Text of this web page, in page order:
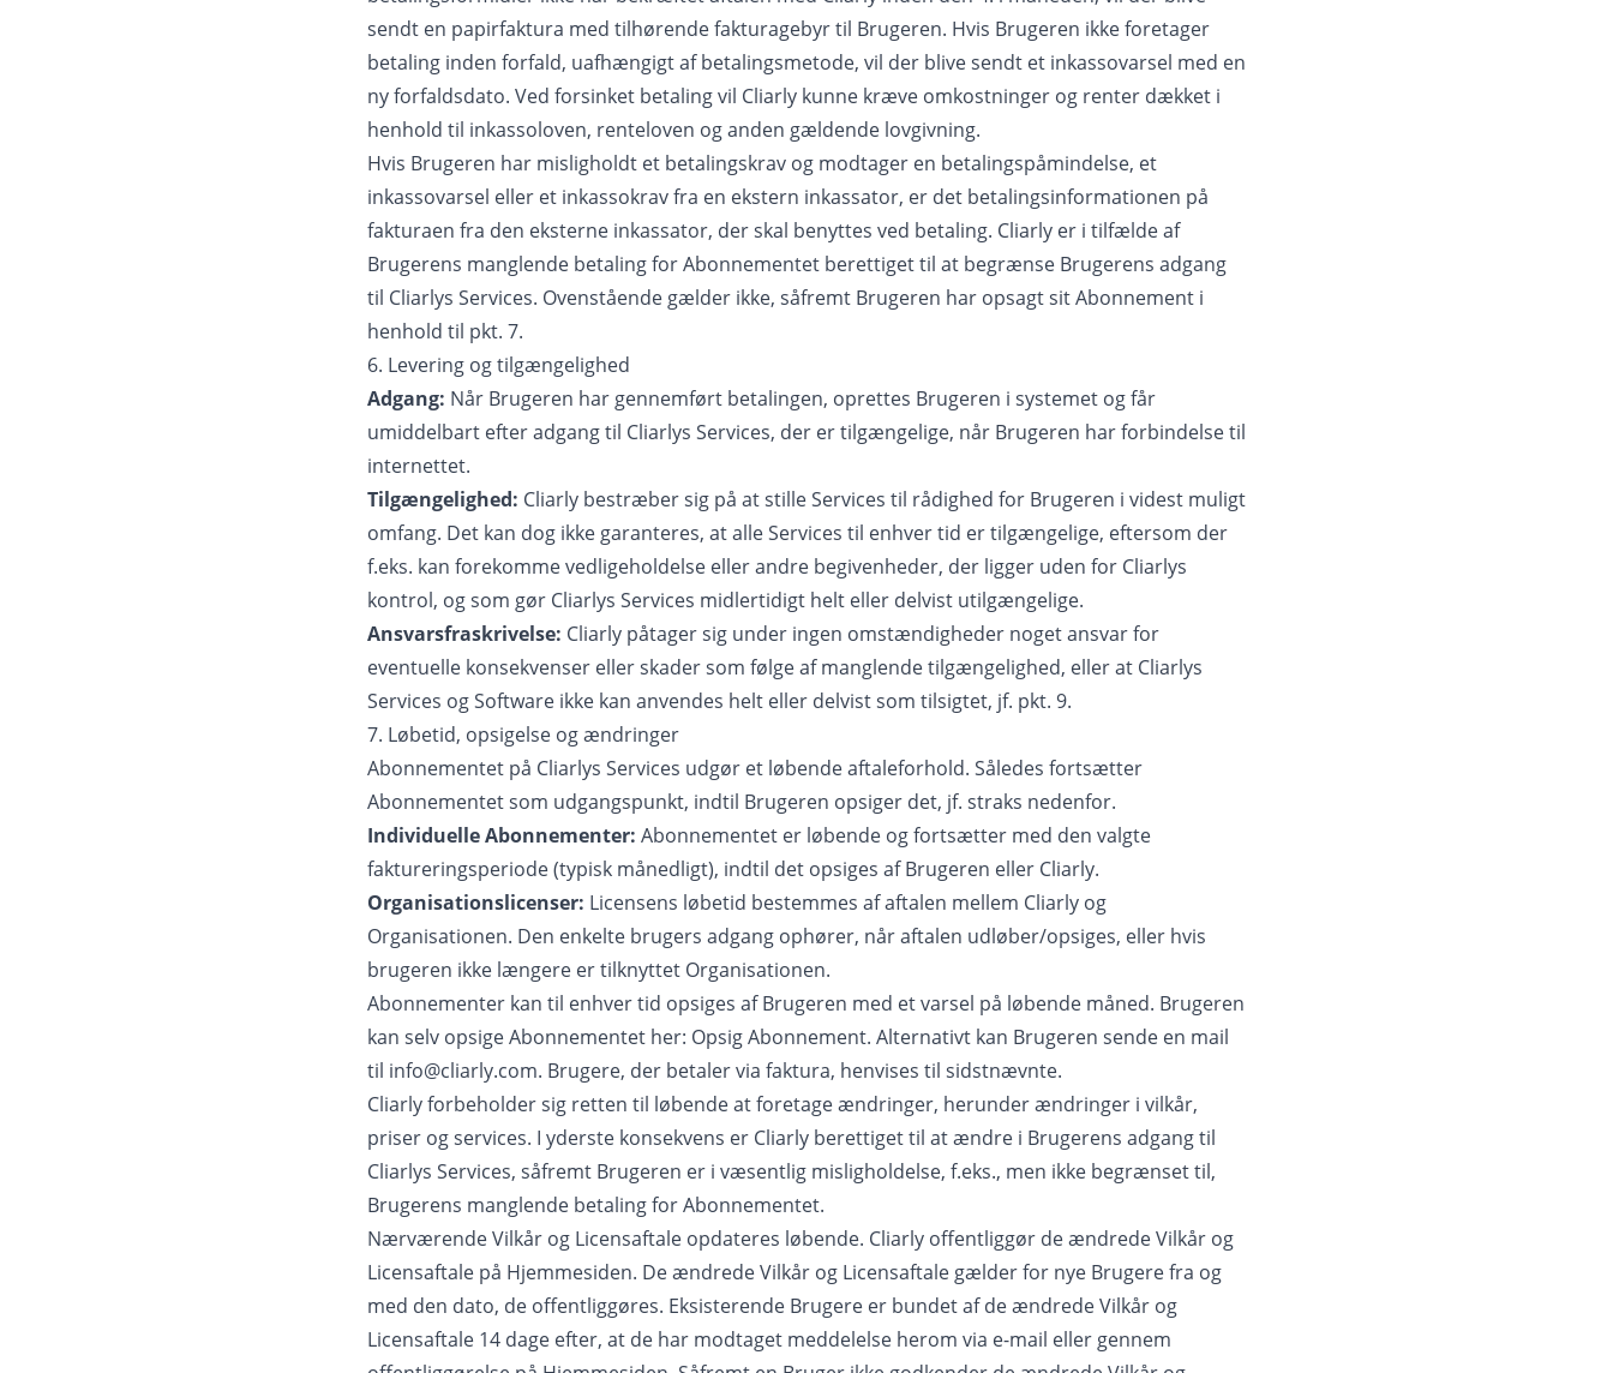
sendt en papirfaktura med tilhørende fakturagebyr til Brugeren. Hvis Brugeren ikke foretager
betaling inden forfald, uafhængigt af betalingsmetode, vil der blive sendt et inkassovarsel med en
ny forfaldsdato. Ved forsinket betaling vil Cliarly kunne kræve omkostninger og renter dækket i
henhold til inkassoloven, renteloven og anden gældende lovgivning.
Hvis Brugeren har misligholdt et betalingskrav og modtager en betalingspåmindelse, et
inkassovarsel eller et inkassokrav fra en ekstern inkassator, er det betalingsinformationen på
fakturaen fra den eksterne inkassator, der skal benyttes ved betaling. Cliarly er i tilfælde af
Brugerens manglende betaling for Abonnementet berettiget til at begrænse Brugerens adgang
til Cliarlys Services. Ovenstående gælder ikke, såfremt Brugeren har opsagt sit Abonnement i
henhold til pkt. 7.
6. Levering og tilgængelighed
Adgang: Når Brugeren har gennemført betalingen, oprettes Brugeren i systemet og får
umiddelbart efter adgang til Cliarlys Services, der er tilgængelige, når Brugeren har forbindelse til
internettet.
Tilgængelighed: Cliarly bestræber sig på at stille Services til rådighed for Brugeren i videst muligt
omfang. Det kan dog ikke garanteres, at alle Services til enhver tid er tilgængelige, eftersom der
f.eks. kan forekomme vedligeholdelse eller andre begivenheder, der ligger uden for Cliarlys
kontrol, og som gør Cliarlys Services midlertidigt helt eller delvist utilgængelige.
Ansvarsfraskrivelse: Cliarly påtager sig under ingen omstændigheder noget ansvar for
eventuelle konsekvenser eller skader som følge af manglende tilgængelighed, eller at Cliarlys
Services og Software ikke kan anvendes helt eller delvist som tilsigtet, jf. pkt. 9.
7. Løbetid, opsigelse og ændringer
Abonnementet på Cliarlys Services udgør et løbende aftaleforhold. Således fortsætter
Abonnementet som udgangspunkt, indtil Brugeren opsiger det, jf. straks nedenfor.
Individuelle Abonnementer: Abonnementet er løbende og fortsætter med den valgte
faktureringsperiode (typisk månedligt), indtil det opsiges af Brugeren eller Cliarly.
Organisationslicenser: Licensens løbetid bestemmes af aftalen mellem Cliarly og
Organisationen. Den enkelte brugers adgang ophører, når aftalen udløber/opsiges, eller hvis
brugeren ikke længere er tilknyttet Organisationen.
Abonnementer kan til enhver tid opsiges af Brugeren med et varsel på løbende måned. Brugeren
kan selv opsige Abonnementet her: Opsig Abonnement. Alternativt kan Brugeren sende en mail
til info@cliarly.com. Brugere, der betaler via faktura, henvises til sidstnævnte.
Cliarly forbeholder sig retten til løbende at foretage ændringer, herunder ændringer i vilkår,
priser og services. I yderste konsekvens er Cliarly berettiget til at ændre i Brugerens adgang til
Cliarlys Services, såfremt Brugeren er i væsentlig misligholdelse, f.eks., men ikke begrænset til,
Brugerens manglende betaling for Abonnementet.
Nærværende Vilkår og Licensaftale opdateres løbende. Cliarly offentliggør de ændrede Vilkår og
Licensaftale på Hjemmesiden. De ændrede Vilkår og Licensaftale gælder for nye Brugere fra og
med den dato, de offentliggøres. Eksisterende Brugere er bundet af de ændrede Vilkår og
Licensaftale 14 dage efter, at de har modtaget meddelelse herom via e-mail eller gennem